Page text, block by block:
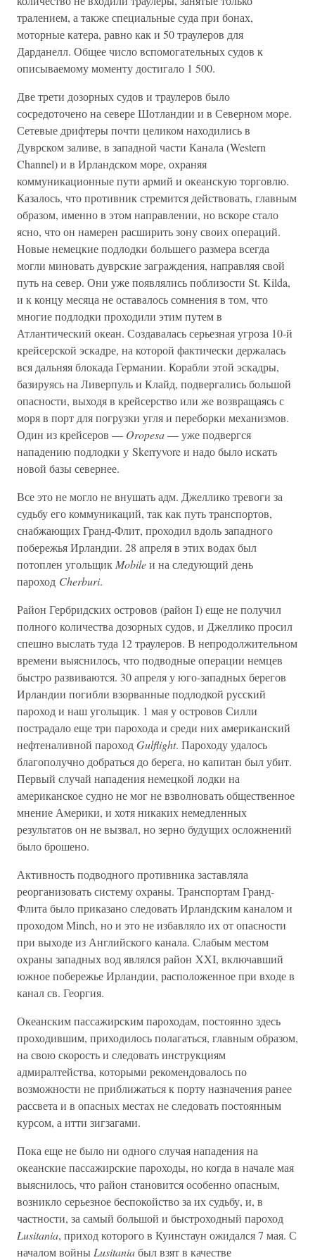
тралением, а также специальные суда при бонах,
моторные катера, равно как и 50 траулеров для
Дарданелл. Общее число вспомогательных судов к
описываемому моменту достигало 1 500.
Две трети дозорных судов и траулеров было
сосредоточено на севере Шотландии и в Северном море.
Сетевые дрифтеры почти целиком находились в
Дуврском заливе, в западной части Канала (Western
Channel) и в Ирландском море, охраняя
коммуникационные пути армий и океанскую торговлю.
Казалось, что противник стремится действовать, главным
образом, именно в этом направлении, но вскоре стало
ясно, что он намерен расширить зону своих операций.
Новые немецкие подлодки большего размера всегда
могли миновать дуврские заграждения, направляя свой
путь на север. Они уже появлялись поблизости St. Kilda,
и к концу месяца не оставалось сомнения в том, что
многие подлодки проходили этим путем в
Атлантический океан. Создавалась серьезная угроза 10-й
крейсерской эскадре, на которой фактически держалась
вся дальняя блокада Германии. Корабли этой эскадры,
базируясь на Ливерпуль и Клайд, подвергались большой
опасности, выходя в крейсерство или же возвращаясь с
моря в порт для погрузки угля и переборки механизмов.
Один из крейсеров — Oropesa— уже подвергся
нападению подлодки у Skerryvore и надо было искать
новой базы севернее.
Все это не могло не внушать адм. Джеллико тревоги за
судьбу его коммуникаций, так как путь транспортов,
снабжающих Гранд-Флит, проходил вдоль западного
побережья Ирландии. 28 апреля в этих водах был
потоплен угольщик Mobileи на следующий день
пароход Cherburi.
Район Гербридских островов (район I) еще не получил
полного количества дозорных судов, и Джеллико просил
спешно выслать туда 12 траулеров. В непродолжительном
времени выяснилось, что подводные операции немцев
быстро развиваются. 30 апреля у юго-западных берегов
Ирландии погибли взорванные подлодкой русский
пароход и наш угольщик. 1 мая у островов Силли
пострадало еще три парохода и среди них американский
нефтеналивной пароходGulflight. Пароходу удалось
благополучно добраться до берега, но капитан был убит.
Первый случай нападения немецкой лодки на
американское судно не мог не взволновать общественное
мнение Америки, и хотя никаких немедленных
результатов он не вызвал, но зерно будущих осложнений
было брошено.
Активность подводного противника заставляла
реорганизовать систему охраны. Транспортам Гранд-
Флита было приказано следовать Ирландским каналом и
проходом Minch, но и это не избавляло их от опасности
при выходе из Английского канала. Слабым местом
охраны западных вод являлся район XXI, включавший
южное побережье Ирландии, расположенное при входе в
канал св. Георгия.
Океанским пассажирским пароходам, постоянно здесь
проходившим, приходилось полагаться, главным образом,
на свою скорость и следовать инструкциям
адмиралтейства, которыми рекомендовалось по
возможности не приближаться к порту назначения ранее
рассвета и в опасных местах не следовать постоянным
курсом, а итти зигзагами.
Пока еще не было ни одного случая нападения на
океанские пассажирские пароходы, но когда в начале мая
выяснилось, что район становится особенно опасным,
возникло серьезное беспокойство за их судьбу, и, в
частности, за самый большой и быстроходный пароход
Lusitania, приход которого в Куинстаун ожидался 7 мая. С
началом войны Lusitaniaбыл взят в качестве